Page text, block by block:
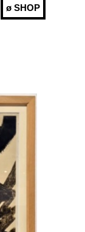
ø SHOP